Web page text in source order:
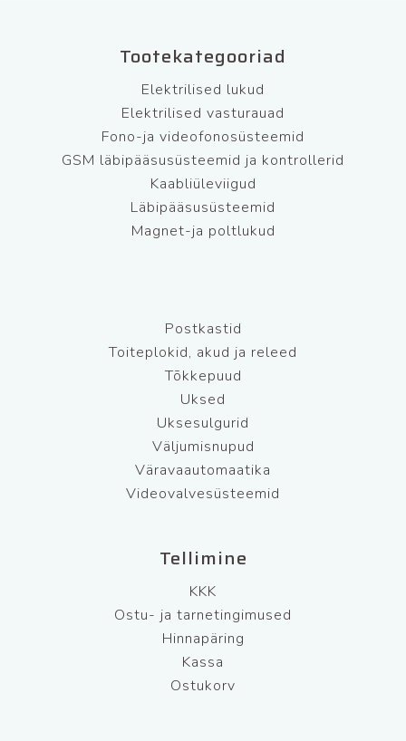
Tootekategooriad
Elektrilised lukud
Elektrilised vasturauad
Fono-ja videofonosüsteemid
GSM läbipääsusüsteemid ja kontrollerid
Kaabliüleviigud
Läbipääsusüsteemid
Magnet-ja poltlukud
Postkastid
Toiteplokid, akud ja releed
Tõkkepuud
Uksed
Uksesulgurid
Väljumisnupud
Väravaautomaatika
Videovalvesüsteemid
Tellimine
KKK
Ostu- ja tarnetingimused
Hinnapäring
Kassa
Ostukorv